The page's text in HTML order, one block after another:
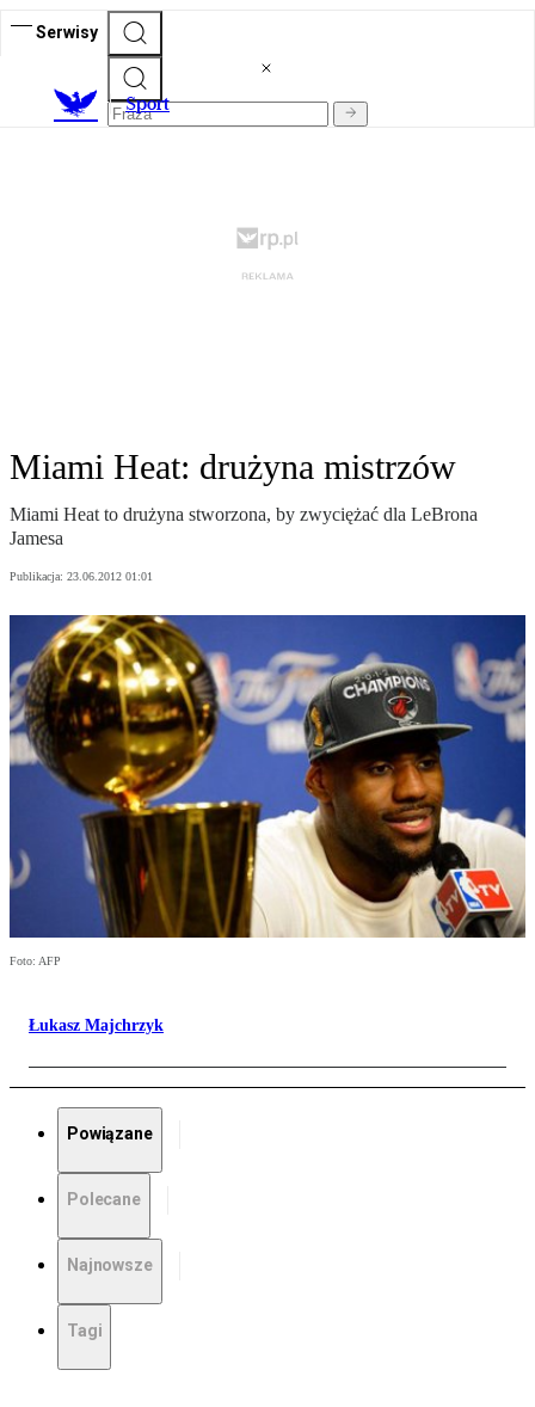
Serwisy
Sport
Miami Heat: drużyna mistrzów
Miami Heat to drużyna stworzona, by zwyciężać dla LeBrona
Jamesa
Publikacja: 23.06.2012 01:01
Foto: AFP
Łukasz Majchrzyk
Powiązane
Polecane
Najnowsze
Tagi